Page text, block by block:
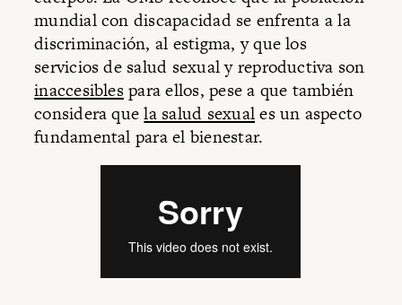
mundial con discapacidad se enfrenta a la
discriminación, al estigma, y que los
servicios de salud sexual y reproductiva son
inaccesiblespara ellos, pese a que también
considera quela salud sexuales un aspecto
fundamental para el bienestar.